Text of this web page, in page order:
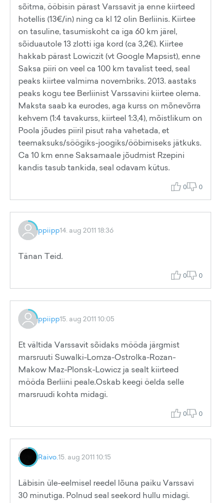
sõitma, ööbisin pärast Varssavit ja enne kiirteed
hotellis (13€/in) ning ca kl 12 olin Berliinis. Kiirtee
on tasuline, tasumiskoht ca iga 60 km järel,
sõiduautole 13 zlotti iga kord (ca 3,2€). Kiirtee
hakkab pärast Lowiczit (vt Google Mapsist), enne
Saksa piiri on veel ca 100 km tavalist teed, seal
peaks kiirtee valmima novembriks. 2013. aastaks
peaks kogu tee Berliinist Varssavini kiirtee olema.
Maksta saab ka eurodes, aga kurss on mõnevõrra
kehvem (1:4 tavakurss, kiirteel 1:3,4), mõistlikum on
Poola jõudes piiril pisut raha vahetada, et
teemaksuks/söögiks-joogiks/ööbimiseks jätkuks.
Ca 10 km enne Saksamaale jõudmist Rzepini
kandis tasub tankida, seal odavam kütus.
0 0
ppiipp14. aug 2011 18:36
Tänan Teid.
0 0
ppiipp15. aug 2011 10:05
Et vältida Varssavit sõidaks mööda järgmist
marsruuti Suwalki-Lomza-Ostrolka-Rozan-
Makow Maz-Plonsk-Lowicz ja sealt kiirteed
mööda Berliini peale.Oskab keegi öelda selle
marsruudi kohta midagi.
0 0
Raivo.15. aug 2011 10:15
Läbisin üle-eelmisel reedel lõuna paiku Varssavi
30 minutiga. Polnud seal seekord hullu midagi.